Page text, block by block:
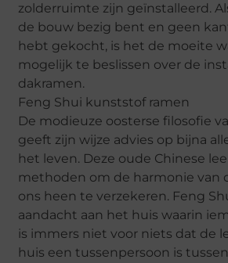
zolderruimte zijn geïnstalleerd.
de bouw bezig bent en geen
hebt gekocht, is het de moeite
mogelijk te beslissen over de
dakramen.
Feng Shui kunststof ramen
De modieuze oosterse filosofie
geeft zijn wijze advies op bijna
het leven. Deze oude Chinese
methoden om de harmonie van
ons heen te verzekeren. Feng
aandacht aan het huis waarin
is immers niet voor niets dat de
huis een tussenpersoon is